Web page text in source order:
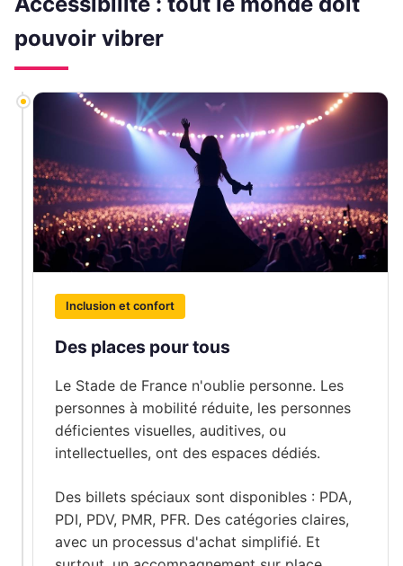
pouvoir vibrer
Inclusion et confort
Des places pour tous
Le Stade de France n'oublie personne. Les
personnes à mobilité réduite, les personnes
déficientes visuelles, auditives, ou
intellectuelles, ont des espaces dédiés.
Des billets spéciaux sont disponibles : PDA,
PDI, PDV, PMR, PFR. Des catégories claires,
avec un processus d'achat simplifié. Et